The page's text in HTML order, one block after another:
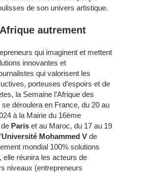
de son univers artistique.
autrement
qui imaginent et mettent
innovantes et
qui valorisent les
porteuses d’espoirs et de
la Semaine l’Afrique des
déroulera en France, du 20 au
à la Mairie du 16ème
Paris et au Maroc, du 17 au 19
Université Mohammed V de
mondial 100% solutions
elle réunira les acteurs de
niveaux (entrepreneurs